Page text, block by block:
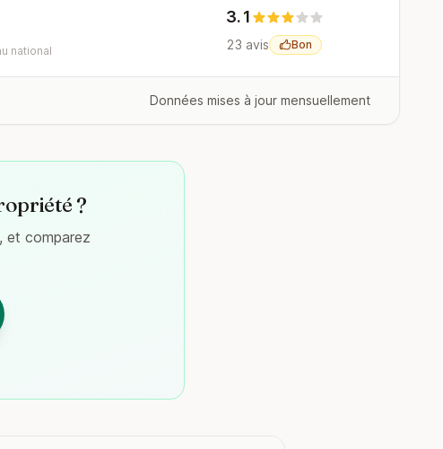
national
3.1
23 avis Bon
Données mises à jour mensuellement
?
et comparez